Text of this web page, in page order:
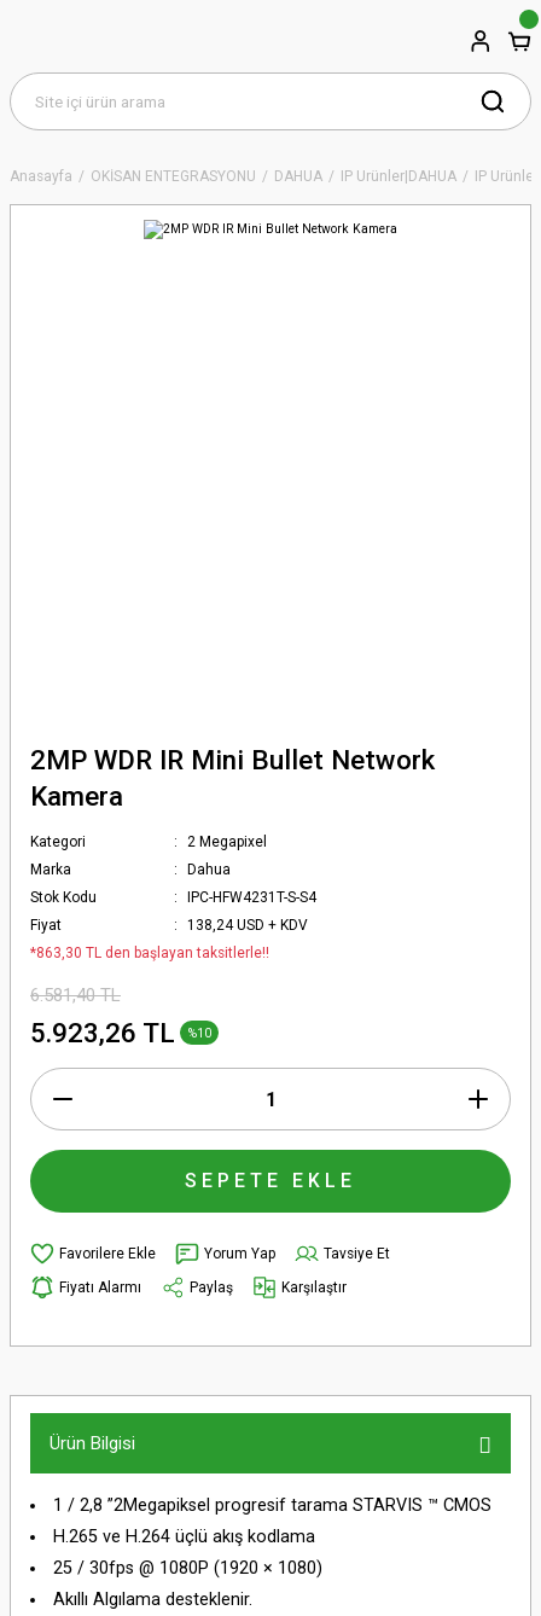
Anasayfa OKİSAN ENTEGRASYONU DAHUA IP Ürünler|DAHUA IP Ürünler
2MP WDR IR Mini Bullet Network
Kamera
Kategori
2 Megapixel
Marka
Dahua
Stok Kodu
IPC-HFW4231T-S-S4
Fiyat
138,24 USD + KDV
*863,30 TL den başlayan taksitlerle!!
6.581,40 TL
5.923,26 TL %10
SEPETE EKLE
Yorum Yap
Tavsiye Et
Fiyatı Alarmı
Paylaş Karşılaştır
Ürün Bilgisi
1 / 2,8 ”2Megapiksel progresif tarama STARVIS ™ CMOS
H.265 ve H.264 üçlü akış kodlama
25 / 30fps @ 1080P (1920 × 1080)
Akıllı Algılama desteklenir.